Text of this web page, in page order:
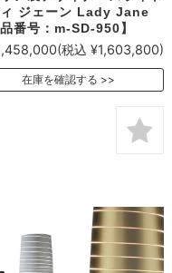
ィ ジェーン Lady Jane
品番号：m-SD-950】
(税込 ¥1,603,800)
在庫を確認する